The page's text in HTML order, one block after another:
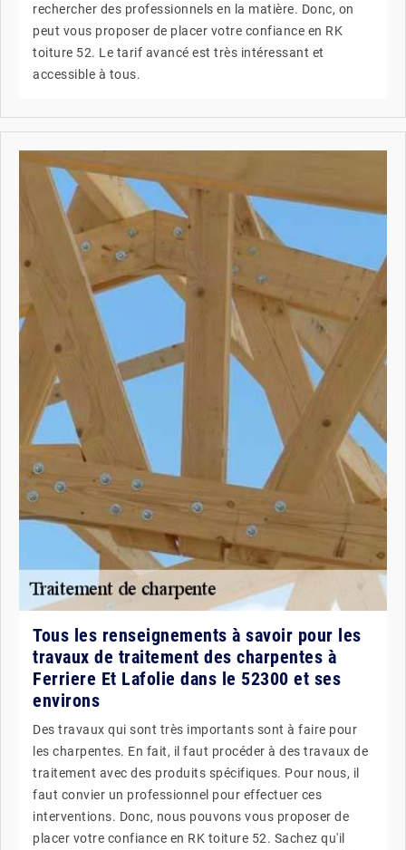
rechercher des professionnels en la matière. Donc, on
peut vous proposer de placer votre confiance en RK
toiture 52. Le tarif avancé est très intéressant et
accessible à tous.
Tous les renseignements à savoir pour les
travaux de traitement des charpentes à
Ferriere Et Lafolie dans le 52300 et ses
environs
Des travaux qui sont très importants sont à faire pour
les charpentes. En fait, il faut procéder à des travaux de
traitement avec des produits spécifiques. Pour nous, il
faut convier un professionnel pour effectuer ces
interventions. Donc, nous pouvons vous proposer de
placer votre confiance en RK toiture 52. Sachez qu'il